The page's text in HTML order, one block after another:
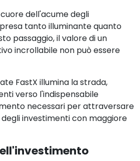
dell'acume degli
tanto illuminante quanto
passaggio, il valore di un
incrollabile non può essere
FastX illumina la strada,
verso l'indispensabile
necessari per attraversare
investimenti con maggiore